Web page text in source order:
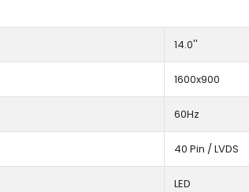
14.0''
1600x900
60Hz
40 Pin / LVDS
LED